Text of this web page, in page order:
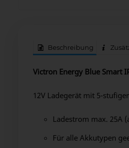
Beschreibung
Victron Energy Blue Smart
12V Ladegerät mit 5-
Ladestrom max. 25A
Für alle Akkutypen